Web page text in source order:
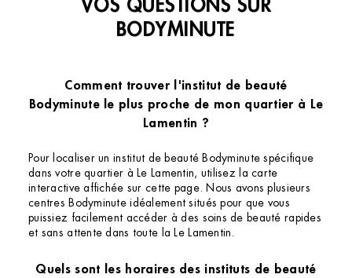
BODYMINUTE
Comment trouver l'institut de beauté
Bodyminute le plus proche de mon quartier à Le
Lamentin ?
Pour localiser un institut de beauté Bodyminute spécifique
dans votre quartier à Le Lamentin, utilisez la carte
interactive affichée sur cette page. Nous avons plusieurs
centres Bodyminute idéalement situés pour que vous
puissiez facilement accéder à des soins de beauté rapides
et sans attente dans toute la Le Lamentin.
Quels sont les horaires des instituts de beauté